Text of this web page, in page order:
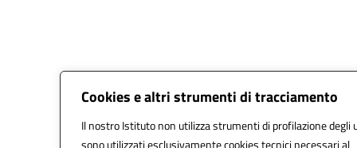
Cookies e altri strumenti di tracciamento
Il nostro Istituto non utilizza strumenti di profilazione degli
sono utilizzati esclusivamente cookies tecnici necessari al